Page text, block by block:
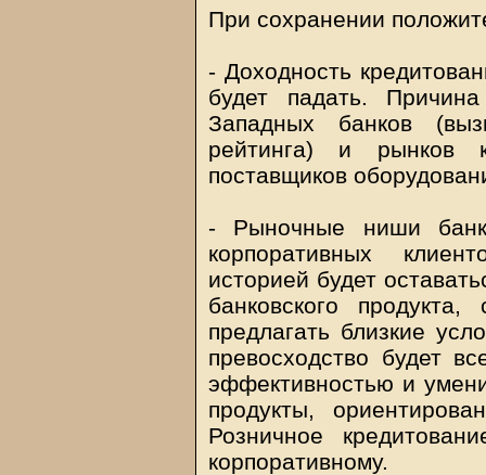
При сохранении
- Доходность
будет падать.
Западных банков
рейтинга) и рынков
поставщиков
- Рыночные ниши
корпоративных
историей будет
банковского
предлагать близкие
превосходство будет
эффективностью и
продукты,
Розничное
корпоративному.